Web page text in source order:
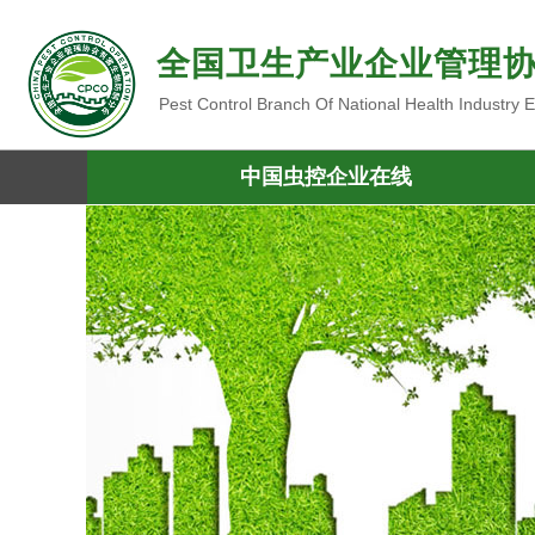
全国卫生产业企业管理
Pest Control Branch Of National Health Industry
中国虫控企业在线